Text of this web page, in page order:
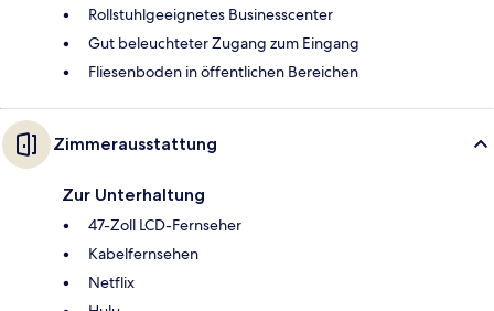
Rollstuhlgeeignetes Businesscenter
Gut beleuchteter Zugang zum Eingang
Fliesenboden in öffentlichen Bereichen
Zimmerausstattung
Zur Unterhaltung
47-Zoll LCD-Fernseher
Kabelfernsehen
Netflix